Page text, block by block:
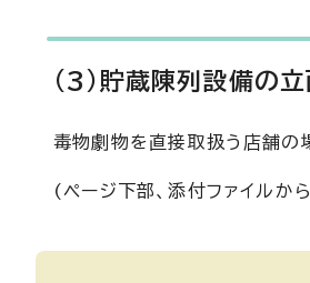
(3)貯蔵陳列設備の立
毒物劇物を直接取扱う店舗の
(ページ下部、添付ファイルか